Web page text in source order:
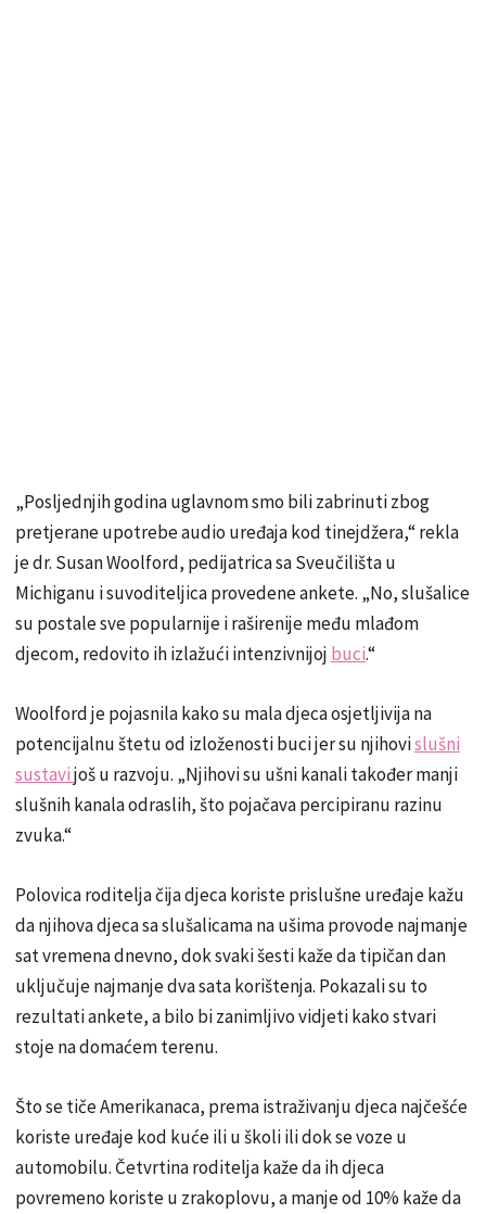
„Posljednjih godina uglavnom smo bili zabrinuti zbog
pretjerane upotrebe audio uređaja kod tinejdžera,“ rekla
je dr. Susan Woolford, pedijatrica sa Sveučilišta u
Michiganu i suvoditeljica provedene ankete. „No, slušalice
su postale sve popularnije i raširenije među mlađom
djecom, redovito ih izlažući intenzivnijoj buci.“
Woolford je pojasnila kako su mala djeca osjetljivija na
potencijalnu štetu od izloženosti buci jer su njihovislušni
sustavijoš u razvoju. „Njihovi su ušni kanali također manji
slušnih kanala odraslih, što pojačava percipiranu razinu
zvuka.“
Polovica roditelja čija djeca koriste prislušne uređaje kažu
da njihova djeca sa slušalicama na ušima provode najmanje
sat vremena dnevno, dok svaki šesti kaže da tipičan dan
uključuje najmanje dva sata korištenja. Pokazali su to
rezultati ankete, a bilo bi zanimljivo vidjeti kako stvari
stoje na domaćem terenu.
Što se tiče Amerikanaca, prema istraživanju djeca najčešće
koriste uređaje kod kuće ili u školi ili dok se voze u
automobilu. Četvrtina roditelja kaže da ih djeca
povremeno koriste u zrakoplovu, a manje od 10% kaže da